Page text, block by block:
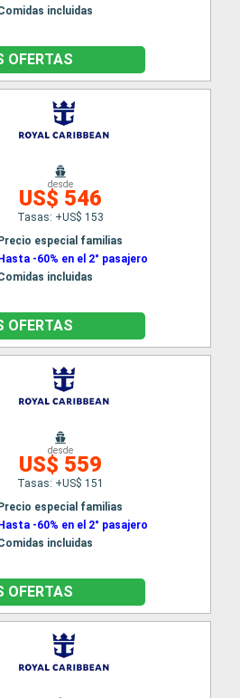
incluidas
OFERTAS
desde
US$ 546
Tasas: +US$ 153
especial familias
-60% en el 2° pasajero
incluidas
OFERTAS
desde
US$ 559
Tasas: +US$ 151
especial familias
-60% en el 2° pasajero
incluidas
OFERTAS